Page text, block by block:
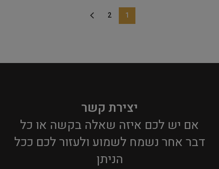
1
2
יצירת קשר
אם יש לכם איזה שאלה בקשה או כל
דבר אחר נשמח לשמוע ולעזור לכם ככל
הניתן​